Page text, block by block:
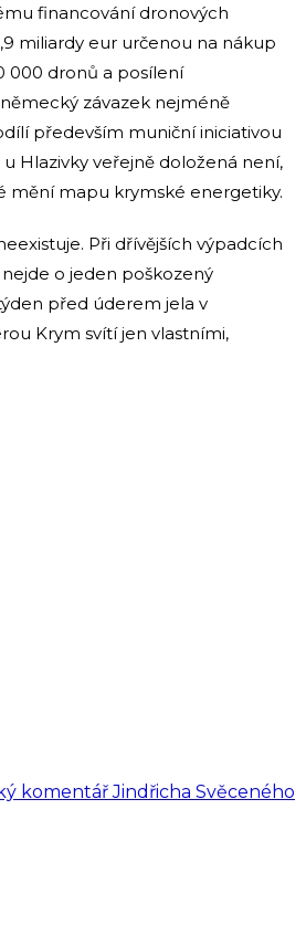
financování dronových
miliardy eur určenou na nákup
000 dronů a posílení
závazek nejméně
především muniční iniciativou
Hlazivky veřejně doložená není,
mění mapu krymské energetiky.
Při dřívějších výpadcích
o jeden poškozený
před úderem jela v
Krym svítí jen vlastními,
komentář Jindřicha Svěceného